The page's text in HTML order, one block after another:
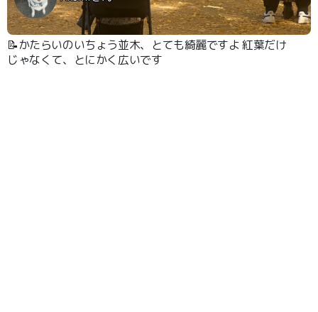
📝かたらいのいちょう並木、とても綺麗ですよ 紅葉だけ
じゃなくて、とにかく広いです